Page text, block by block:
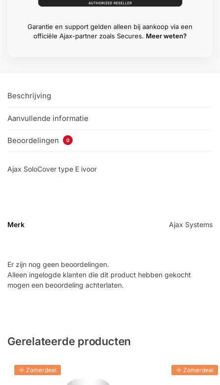
Garantie en support gelden alleen bij aankoop via een
officiële Ajax-partner zoals Secures. Meer weten?
Beschrijving
Aanvullende informatie
Beoordelingen 0
Ajax SoloCover type E ivoor
Merk Ajax Systems
Er zijn nog geen beoordelingen.
Alleen ingelogde klanten die dit product hebben gekocht
mogen een beoordeling achterlaten.
Gerelateerde producten
🌞 Zomerdeal 🌞 Zomerdeal